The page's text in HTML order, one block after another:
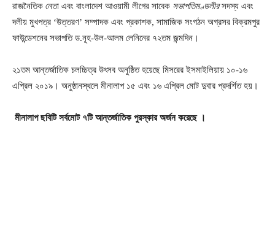
রাজনৈতিক নেতা এবং বাংলাদেশ আওয়ামী লীগের সাবেক সভাপতিমণ্ডলীরসদস্য এবং
দলীয় মুখপত্র ‘উত্তরণ’ সম্পাদক এবং প্রকাশক, সামাজিক সংগঠন অগ্রসর বিক্রমপুর
ফাউন্ডেশনের সভাপতি ড.নূহ-উল-আলম লেনিনের ৭২তম জন্মদিন।
২১তম আন্তর্জাতিক চলচ্চিত্র উৎসব অনুষ্ঠিত হয়েছে মিসরের ইসমাইলিয়ায় ১০-১৬
এপ্রিল ২০১৯। অনুষ্ঠানস্থলে মীনালাপ ১৫ এবং ১৬ এপ্রিল মোট দুবার প্রদর্শিত হয়।
মীনালাপ ছবিটি সর্বমোট ৭টি আন্তর্জাতিক পুরস্কার অর্জন করেছে ।